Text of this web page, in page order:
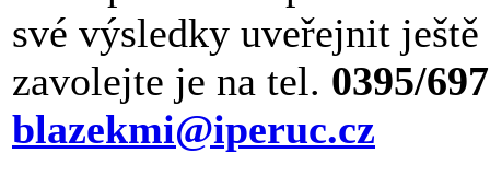
své výsledky uveřejnit
zavolejte je na tel. 0395/
blazekmi@iperuc.cz